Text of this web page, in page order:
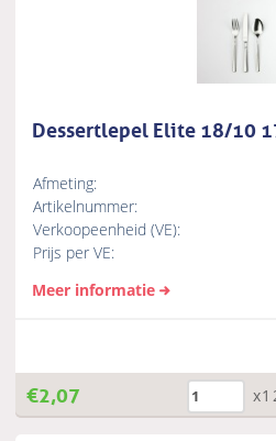
Dessertlepel Elite 18/10
Afmeting:
Artikelnummer:
Verkoopeenheid (VE):
Prijs per VE:
Meer informatie
€2,07